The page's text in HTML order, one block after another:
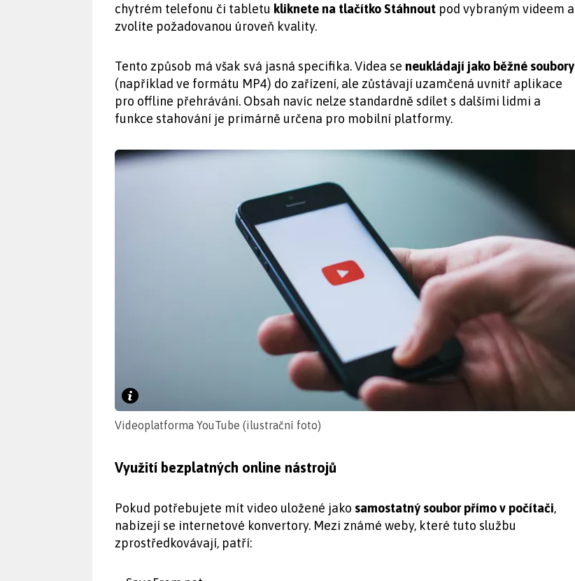
chytrém telefonu či tabletu kliknete na tlačítko Stáhnout pod vybraným videem a
zvolíte požadovanou úroveň kvality.
Tento způsob má však svá jasná specifika. Videa se neukládají jako běžné soubory
(například ve formátu MP4) do zařízení, ale zůstávají uzamčená uvnitř aplikace
pro offline přehrávání. Obsah navíc nelze standardně sdílet s dalšími lidmi a
funkce stahování je primárně určena pro mobilní platformy.
Videoplatforma YouTube (ilustrační foto)
Využití bezplatných online nástrojů
Pokud potřebujete mít video uložené jako samostatný soubor přímo v počítači,
nabízejí se internetové konvertory. Mezi známé weby, které tuto službu
zprostředkovávají, patří: